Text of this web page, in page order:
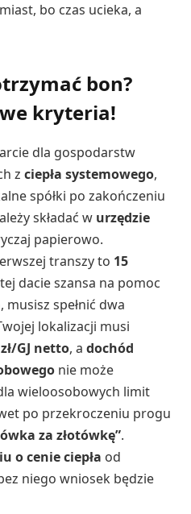
bo czas ucieka, a
bon?
kryteria!
dla gospodarstw
z ciepła systemowego,
spółki po zakończeniu
składać w urzędzie
papierowo.
transzy to 15
dacie szansa na pomoc
spełnić dwa
lokalizacji musi
GJ netto, a dochód
nie może
wieloosobowych limit
po przekroczeniu progu
za złotówkę”.
o cenie ciepła od
niego wniosek będzie